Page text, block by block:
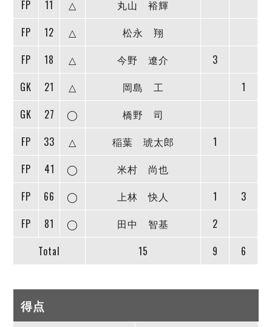
FP
11 △
丸山 裕輝
FP
12 △
松永 翔
FP
18 △ 今野 遼介
3
GK
21 △ 岡島 工
1
GK
27 ◯
橋野 司
FP
33 △ 稲葉 琥太郎
1
FP
41 ◯
米村 尚也
FP
66 ◯ 上林 快人 1
3
FP
81 ◯ 田中 智基
2
Total
15 9 6
得点